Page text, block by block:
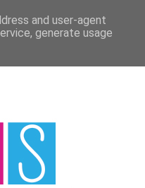
and user-agent
generate usage